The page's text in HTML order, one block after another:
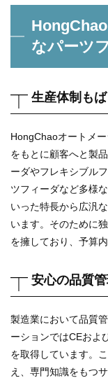
なパーツ
生産体制も
HongChaoオートメ
をもとに顧客へと製
ーダやフレキシブル
ツフィーダなど多様
いった特長から広汎
います。そのために
を擁しており、予算
安心の品質
製造業において品質
ーションではCEおよ
を取得しています。
え、専門知識をもつ